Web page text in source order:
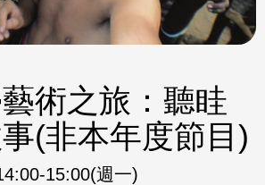
術之旅：聽眭
(非本年度節目)
15:00(週一)